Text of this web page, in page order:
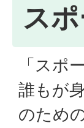
ス
「スポ
誰もが
のため